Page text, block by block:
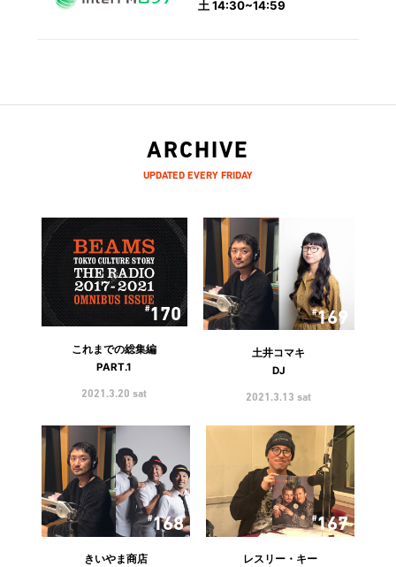
土 14:30~14:59
ARCHIVE
UPDATED EVERY FRIDAY
170
これまでの総集編
PART.1
2021.3.20 sat
169
土井コマキ
DJ
2021.3.13 sat
168
きいやま商店
167
レスリー・キー